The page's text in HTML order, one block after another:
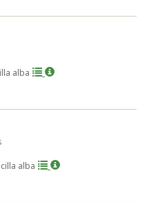
alba
alba